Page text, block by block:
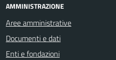
AMMINISTRAZIONE
Aree amministrative
Documenti e dati
Enti e fondazioni